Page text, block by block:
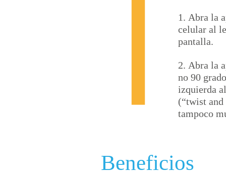
Beneficios
1. Abra
celular al
pantalla.
2. Abra la
no 90
izquierda
(“twist
tampoco